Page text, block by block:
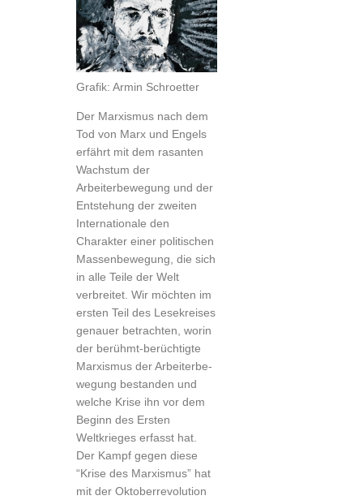
Grafik: Armin Schroetter
Der Marxismus nach dem
Tod von Marx und Engels
erfährt mit dem rasanten
Wachstum der
Arbeiterbewegung und der
Entstehung der zweiten
Internationale den
Charakter einer politi­schen
Massenbewegung, die sich
in alle Teile der Welt
verbreitet. Wir möchten im
ersten Teil des Lesekreises
genauer betrachten, worin
der berühmt-berüchtigte
Marxismus der Arbeiterbe­
wegung bestanden und
welche Krise ihn vor dem
Beginn des Ersten
Weltkrieges erfasst hat.
Der Kampf gegen diese
“Krise des Marxismus” hat
mit der Oktoberrevolution